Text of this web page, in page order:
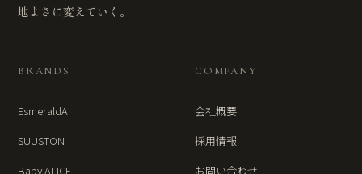
地よさに変えていく。
BRANDS
EsmeraldA
SUUSTON
Baby ALICE
COMPANY
会社概要
採用情報
お問い合わせ